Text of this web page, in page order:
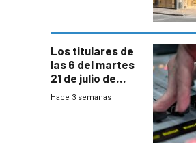
Los titulares de
las 6 del martes
21 de julio de
2026
Hace 3 semanas